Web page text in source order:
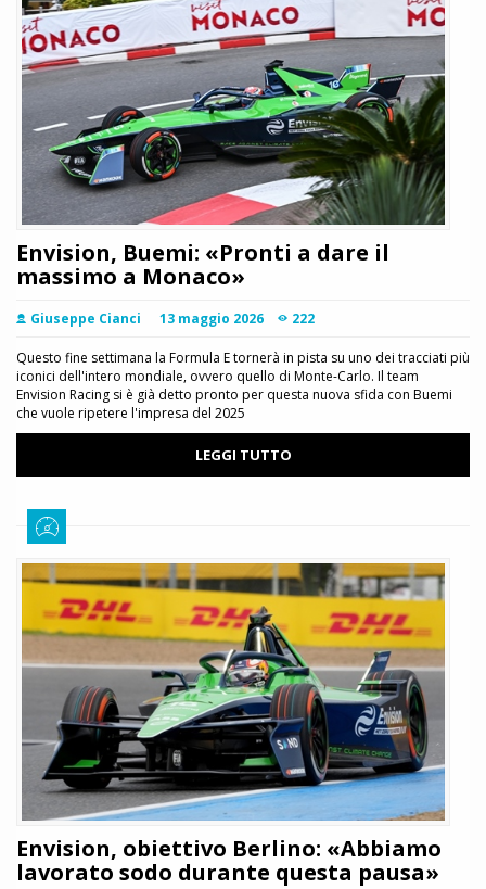
Envision, Buemi: «Pronti a dare il
massimo a Monaco»
Giuseppe Cianci 13 maggio 2026 222
Questo fine settimana la Formula E tornerà in pista su uno dei tracciati più
iconici dell'intero mondiale, ovvero quello di Monte-Carlo. Il team
Envision Racing si è già detto pronto per questa nuova sfida con Buemi
che vuole ripetere l'impresa del 2025
LEGGI TUTTO
Envision, obiettivo Berlino: «Abbiamo
lavorato sodo durante questa pausa»